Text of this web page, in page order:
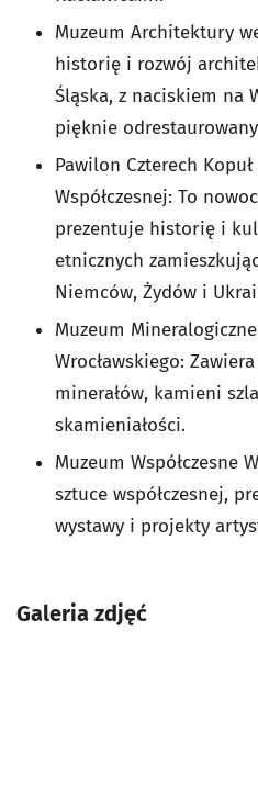
Muzeum Architektury
historię i rozwój
Śląska, z naciskiem na
pięknie
Pawilon Czterech
Współczesnej: To
prezentuje historię i
etnicznych
Niemców, Żydów i
Muzeum
Wrocławskiego:
minerałów, kamieni
skamieniałości.
Muzeum Współczesne
sztuce współczesnej,
wystawy i projekty
Galeria zdjęć